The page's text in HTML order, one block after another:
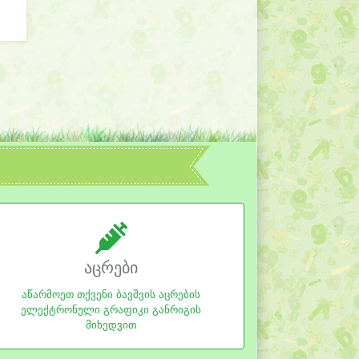
აცრები
აწარმოეთ თქვენი ბავშვის აცრების
ელექტრონული გრაფიკი განრიგის
მიხედვით